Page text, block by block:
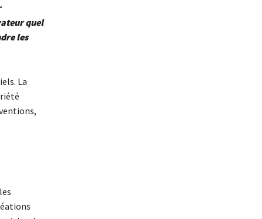
quel
les
La